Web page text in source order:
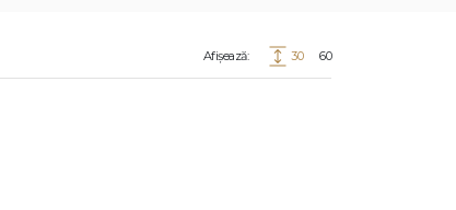
Afișează: 30 60